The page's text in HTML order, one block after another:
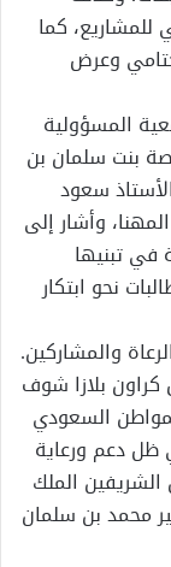
للمشاريع، كما
وعرض
المسؤولية
بنت سلمان بن
سعود
وأشار إلى
في تبنيها
نحو ابتكار
والمشاركين.
كراون بلازا شوف
السعودي
ظل دعم ورعاية
الشريفين الملك
محمد بن سلمان